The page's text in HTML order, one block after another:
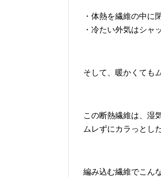
・体熱を繊維の中に
・冷たい外気はシャ
そして、暖かくても
この断熱繊維は、湿
ムレずにカラっとし
編み込む繊維でこん